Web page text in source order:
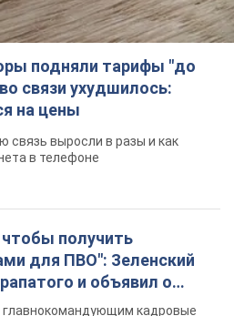
подняли тарифы "до
связи ухудшилось:
на цены
связь выросли в разы и как
в телефоне
получить
для ПВО": Зеленский
и объявил о
главнокомандующим кадровые